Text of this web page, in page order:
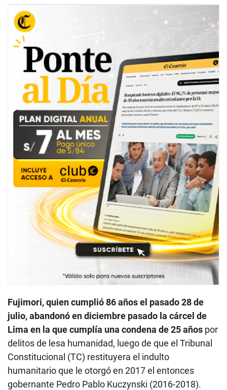
Fujimori, quien cumplió 86 años el pasado 28 de
julio, abandonó en diciembre pasado la cárcel de
Lima en la que cumplía una condena de 25 años por
delitos de lesa humanidad, luego de que el Tribunal
Constitucional (TC) restituyera el indulto
humanitario que le otorgó en 2017 el entonces
gobernante Pedro Pablo Kuczynski (2016-2018).